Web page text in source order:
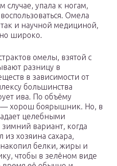
случае, упала к ногам,
Омела
и научной медициной,
широко.
омелы, взятой с
разницу в
в зависимости от
большинства
ива. По объёму
хорош боярышник. Но, в
целебными
вариант, когда
из хозяина сахара,
белки, жиры и
чтобы в зелёном виде